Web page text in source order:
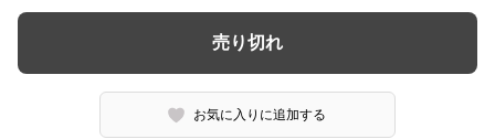
売り切れ
お気に入りに追加する